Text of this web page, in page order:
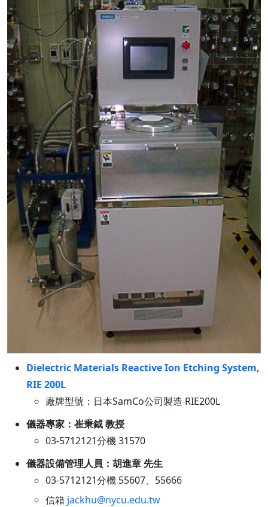
Dielectric Materials Reactive Ion Etching System,
RIE 200L
廠牌型號：日本SamCo公司製造 RIE200L
儀器專家：崔秉鉞 教授
03-5712121分機 31570
儀器設備管理人員：胡進章 先生
03-5712121分機 55607、55666
信箱 jackhu@nycu.edu.tw